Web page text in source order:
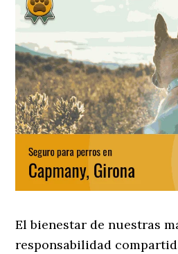
El bienestar de nuestras
responsabilidad